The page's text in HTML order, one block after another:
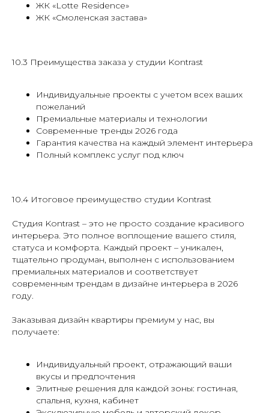
ЖК «Lotte Residence»
ЖК «Смоленская застава»
10.3 Преимущества заказа у студии Kontrast
Индивидуальные проекты с учетом всех ваших
пожеланий
Премиальные материалы и технологии
Современные тренды 2026 года
Гарантия качества на каждый элемент интерьера
Полный комплекс услуг под ключ
10.4 Итоговое преимущество студии Kontrast
Студия Kontrast – это не просто создание красивого
интерьера. Это полное воплощение вашего стиля,
статуса и комфорта. Каждый проект – уникален,
тщательно продуман, выполнен с использованием
премиальных материалов и соответствует
современным трендам в дизайне интерьера в 2026
году.
Заказывая дизайн квартиры премиум у нас, вы
получаете:
Индивидуальный проект, отражающий ваши
вкусы и предпочтения
Элитные решения для каждой зоны: гостиная,
спальня, кухня, кабинет